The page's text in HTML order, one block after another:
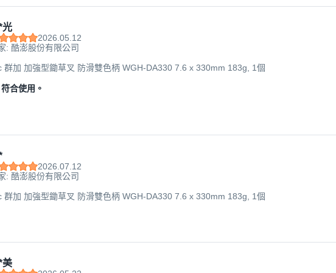
光
2026.05.12
: 酷澎股份有限公司
群加 加強型鋤草叉 防滑雙色柄 WGH-DA330 7.6 x 330mm 183g, 1個
合使用。
2026.07.12
: 酷澎股份有限公司
群加 加強型鋤草叉 防滑雙色柄 WGH-DA330 7.6 x 330mm 183g, 1個
美